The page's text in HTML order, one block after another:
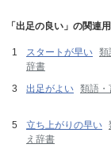
「出足の良い」の関連
スタートが早い 類
辞書
出足がよい 類語・
立ち上がりの早い
え辞書